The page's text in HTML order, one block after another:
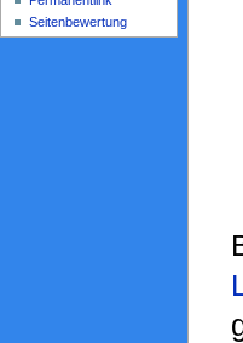
Seitenbewertung